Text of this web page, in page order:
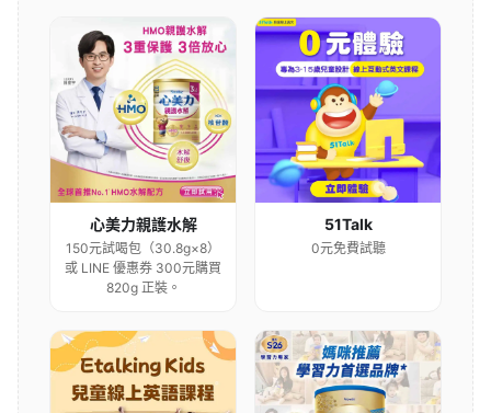
心美力親護水解
150元試喝包（30.8g×8）
或 LINE 優惠券 300元購買
820g 正裝。
51Talk
0元免費試聽